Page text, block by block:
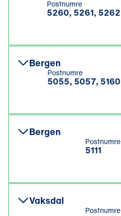
Postnumre
5260, 5261, 5262
Bergen
Postnumre
5055, 5057, 5160
Bergen
Postnumre
5111
Vaksdal
Postnumre